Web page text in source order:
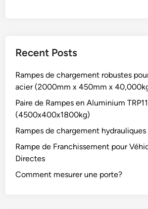
Recent Posts
Rampes de chargement robustes
acier (2000mm x 450mm x
Paire de Rampes en Aluminium
(4500x400x1800kg)
Rampes de chargement hydrauliques
Rampe de Franchissement pour
Directes
Comment mesurer une porte?